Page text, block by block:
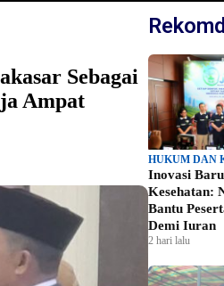
Sebagai
Ampat
HUKUM DAN
Inovasi
Kesehatan:
Bantu
Demi Iuran
2 hari lalu